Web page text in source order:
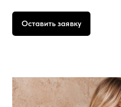
Оставить заявку